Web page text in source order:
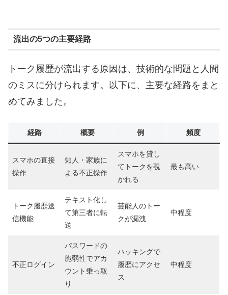
流出の5つの主要経路
トーク履歴が流出する原因は、技術的な問題と人間
のミスに分けられます。以下に、主要な経路をまと
めてみました。
経路 概要 例 頻度
スマホの直接
操作
知人・家族に
よる不正操作
スマホを貸し
てトークを覗
かれる
最も高い
トーク履歴送
信機能
テキスト化し
て第三者に転
送
芸能人のトー
クが漏洩
中程度
不正ログイン
パスワードの
脆弱性でアカ
ウント乗っ取
り
ハッキングで
履歴にアクセ
ス
中程度